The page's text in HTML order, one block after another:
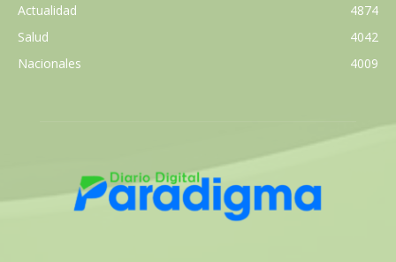
Actualidad
4874
Salud
4042
Nacionales
4009